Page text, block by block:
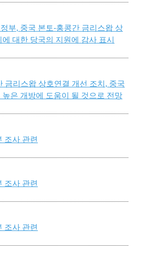
부, 중국 본토-홍콩간 금리스왑 상
대한 당국의 지원에 감사 표시
금리스왑 상호연결 개선 조치, 중국
높은 개방에 도움이 될 것으로 전망
조사 관련
조사 관련
조사 관련